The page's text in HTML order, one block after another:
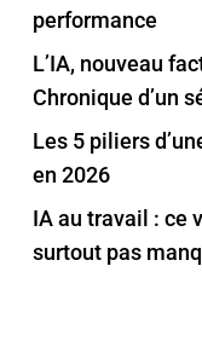
performance
L’IA, nouveau
Chronique d’un
Les 5 piliers
en 2026
IA au travail : ce
surtout pas